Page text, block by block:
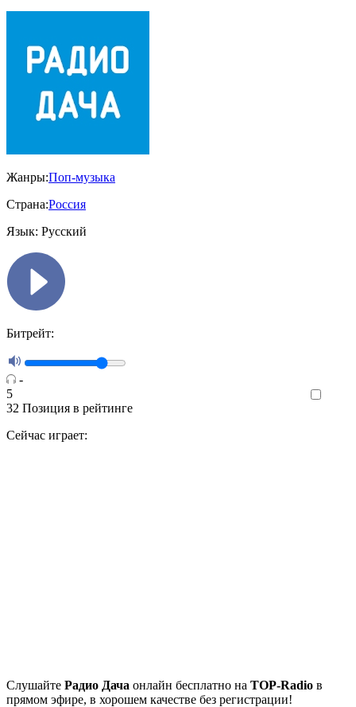
Жанры:Поп-музыка
Страна:Россия
Язык: Русский
Битрейт:
-
5
32 Позиция в рейтинге
Сейчас играет:
Cлушайте Радио Дача онлайн бесплатно на TOP-Radio в
прямом эфире, в хорошем качестве без регистрации!